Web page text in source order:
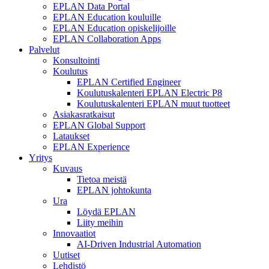
EPLAN Data Portal
EPLAN Education kouluille
EPLAN Education opiskelijoille
EPLAN Collaboration Apps
Palvelut
Konsultointi
Koulutus
EPLAN Certified Engineer
Koulutuskalenteri EPLAN Electric P8
Koulutuskalenteri EPLAN muut tuotteet
Asiakasratkaisut
EPLAN Global Support
Lataukset
EPLAN Experience
Yritys
Kuvaus
Tietoa meistä
EPLAN johtokunta
Ura
Löydä EPLAN
Liity meihin
Innovaatiot
AI-Driven Industrial Automation
Uutiset
Lehdistö